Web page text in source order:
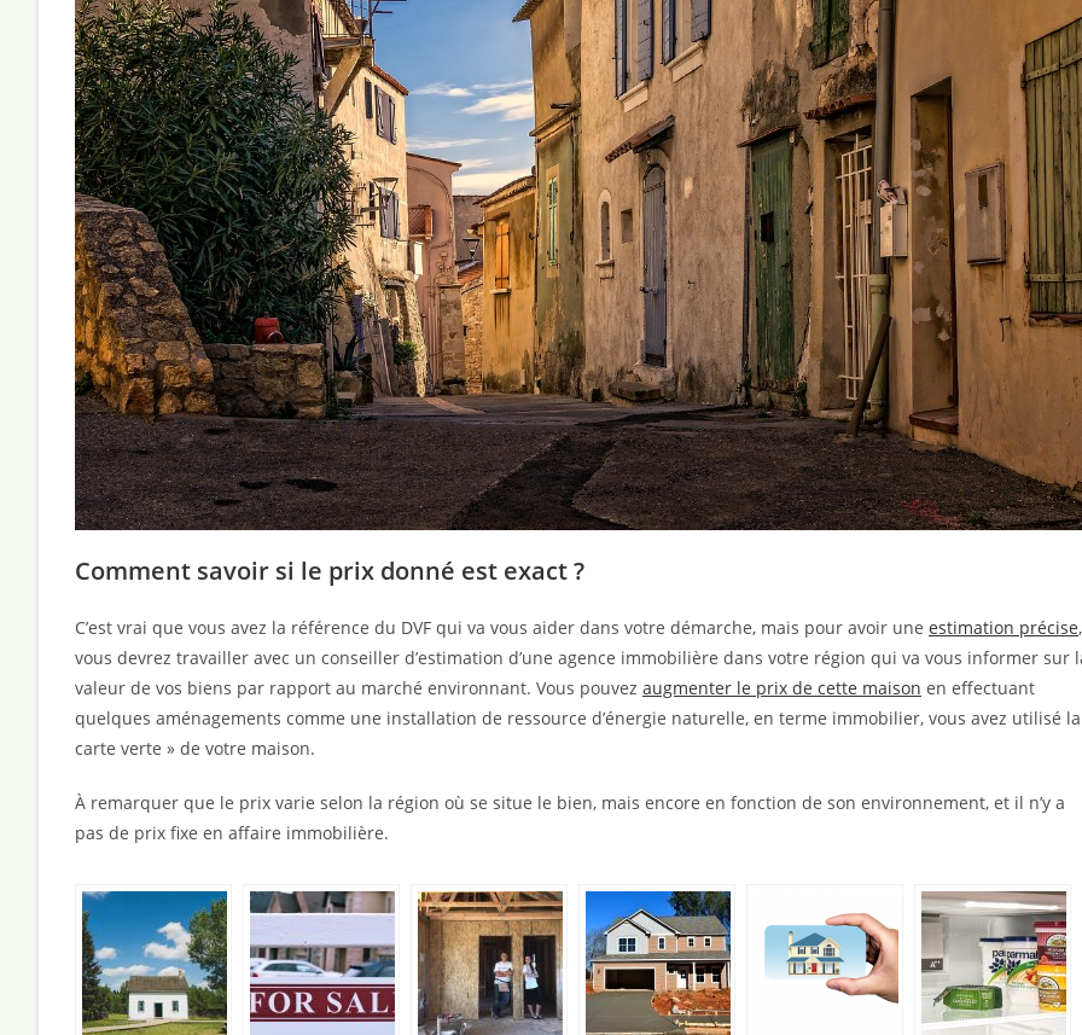
Comment savoir si le prix donné est exact ?
C’est vrai que vous avez la référence du DVF qui va vous aider dans votre démarche, mais pour avoir une estimation précise,
vous devrez travailler avec un conseiller d’estimation d’une agence immobilière dans votre région qui va vous informer sur
valeur de vos biens par rapport au marché environnant. Vous pouvez augmenter le prix de cette maison en effectuant
quelques aménagements comme une installation de ressource d’énergie naturelle, en terme immobilier, vous avez utilisé
carte verte » de votre maison.
À remarquer que le prix varie selon la région où se situe le bien, mais encore en fonction de son environnement, et il n’y a
pas de prix fixe en affaire immobilière.